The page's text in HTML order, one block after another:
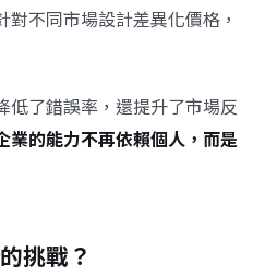
不同市場設計差異化價格，
低了錯誤率，還提升了市場反
業的能力不再依賴個人，而是
挑戰？